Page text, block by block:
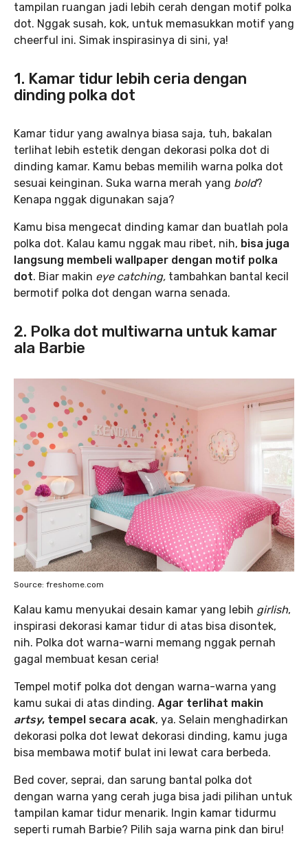
tampilan ruangan jadi lebih cerah dengan motif polka
dot. Nggak susah, kok, untuk memasukkan motif yang
cheerful ini. Simak inspirasinya di sini, ya!
1. Kamar tidur lebih ceria dengan
dinding polka dot
Kamar tidur yang awalnya biasa saja, tuh, bakalan
terlihat lebih estetik dengan dekorasi polka dot di
dinding kamar. Kamu bebas memilih warna polka dot
sesuai keinginan. Suka warna merah yang bold?
Kenapa nggak digunakan saja?
Kamu bisa mengecat dinding kamar dan buatlah pola
polka dot. Kalau kamu nggak mau ribet, nih, bisa juga
langsung membeli wallpaper dengan motif polka
dot. Biar makin eye catching, tambahkan bantal kecil
bermotif polka dot dengan warna senada.
2. Polka dot multiwarna untuk kamar
ala Barbie
Source: freshome.com
Kalau kamu menyukai desain kamar yang lebih girlish,
inspirasi dekorasi kamar tidur di atas bisa disontek,
nih. Polka dot warna-warni memang nggak pernah
gagal membuat kesan ceria!
Tempel motif polka dot dengan warna-warna yang
kamu sukai di atas dinding. Agar terlihat makin
artsy, tempel secara acak, ya. Selain menghadirkan
dekorasi polka dot lewat dekorasi dinding, kamu juga
bisa membawa motif bulat ini lewat cara berbeda.
Bed cover, seprai, dan sarung bantal polka dot
dengan warna yang cerah juga bisa jadi pilihan untuk
tampilan kamar tidur menarik. Ingin kamar tidurmu
seperti rumah Barbie? Pilih saja warna pink dan biru!